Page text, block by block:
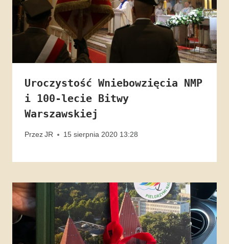
Uroczystość Wniebowzięcia NMP
i 100-lecie Bitwy
Warszawskiej
PrzezJR 15 sierpnia 2020 13:28